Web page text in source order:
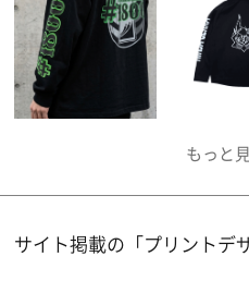
サイト掲載の「プリントデ